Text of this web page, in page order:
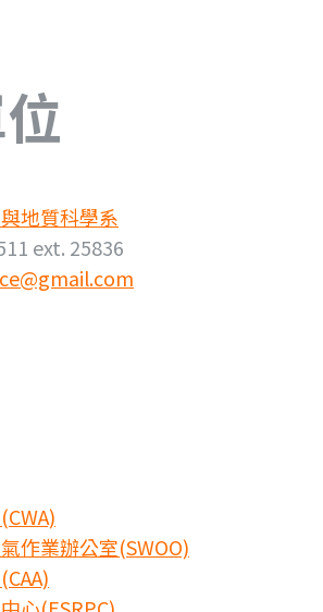
地質科學系
ext. 25836
作業辦公室(SWOO)